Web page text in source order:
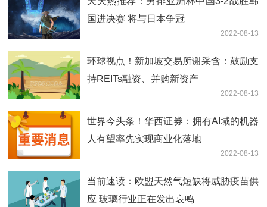
国进决赛 将与日本争冠
2022-08-13
环球视点！新加坡交易所谢采含：鼓励支
持REITs融资、并购新资产
2022-08-13
世界今头条！华西证券：拥有AI域的机器
人有望率先实现商业化落地
2022-08-13
当前速读：欧盟天然气短缺将威胁疫苗供
应 玻璃行业正在发出哀鸣